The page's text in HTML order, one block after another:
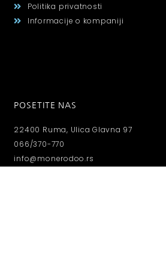
Politika privatnosti
Informacije o kompaniji
POSETITE NAS
22400 Ruma, Ulica Glavna 97
066/370-770
info@monerodoo.rs